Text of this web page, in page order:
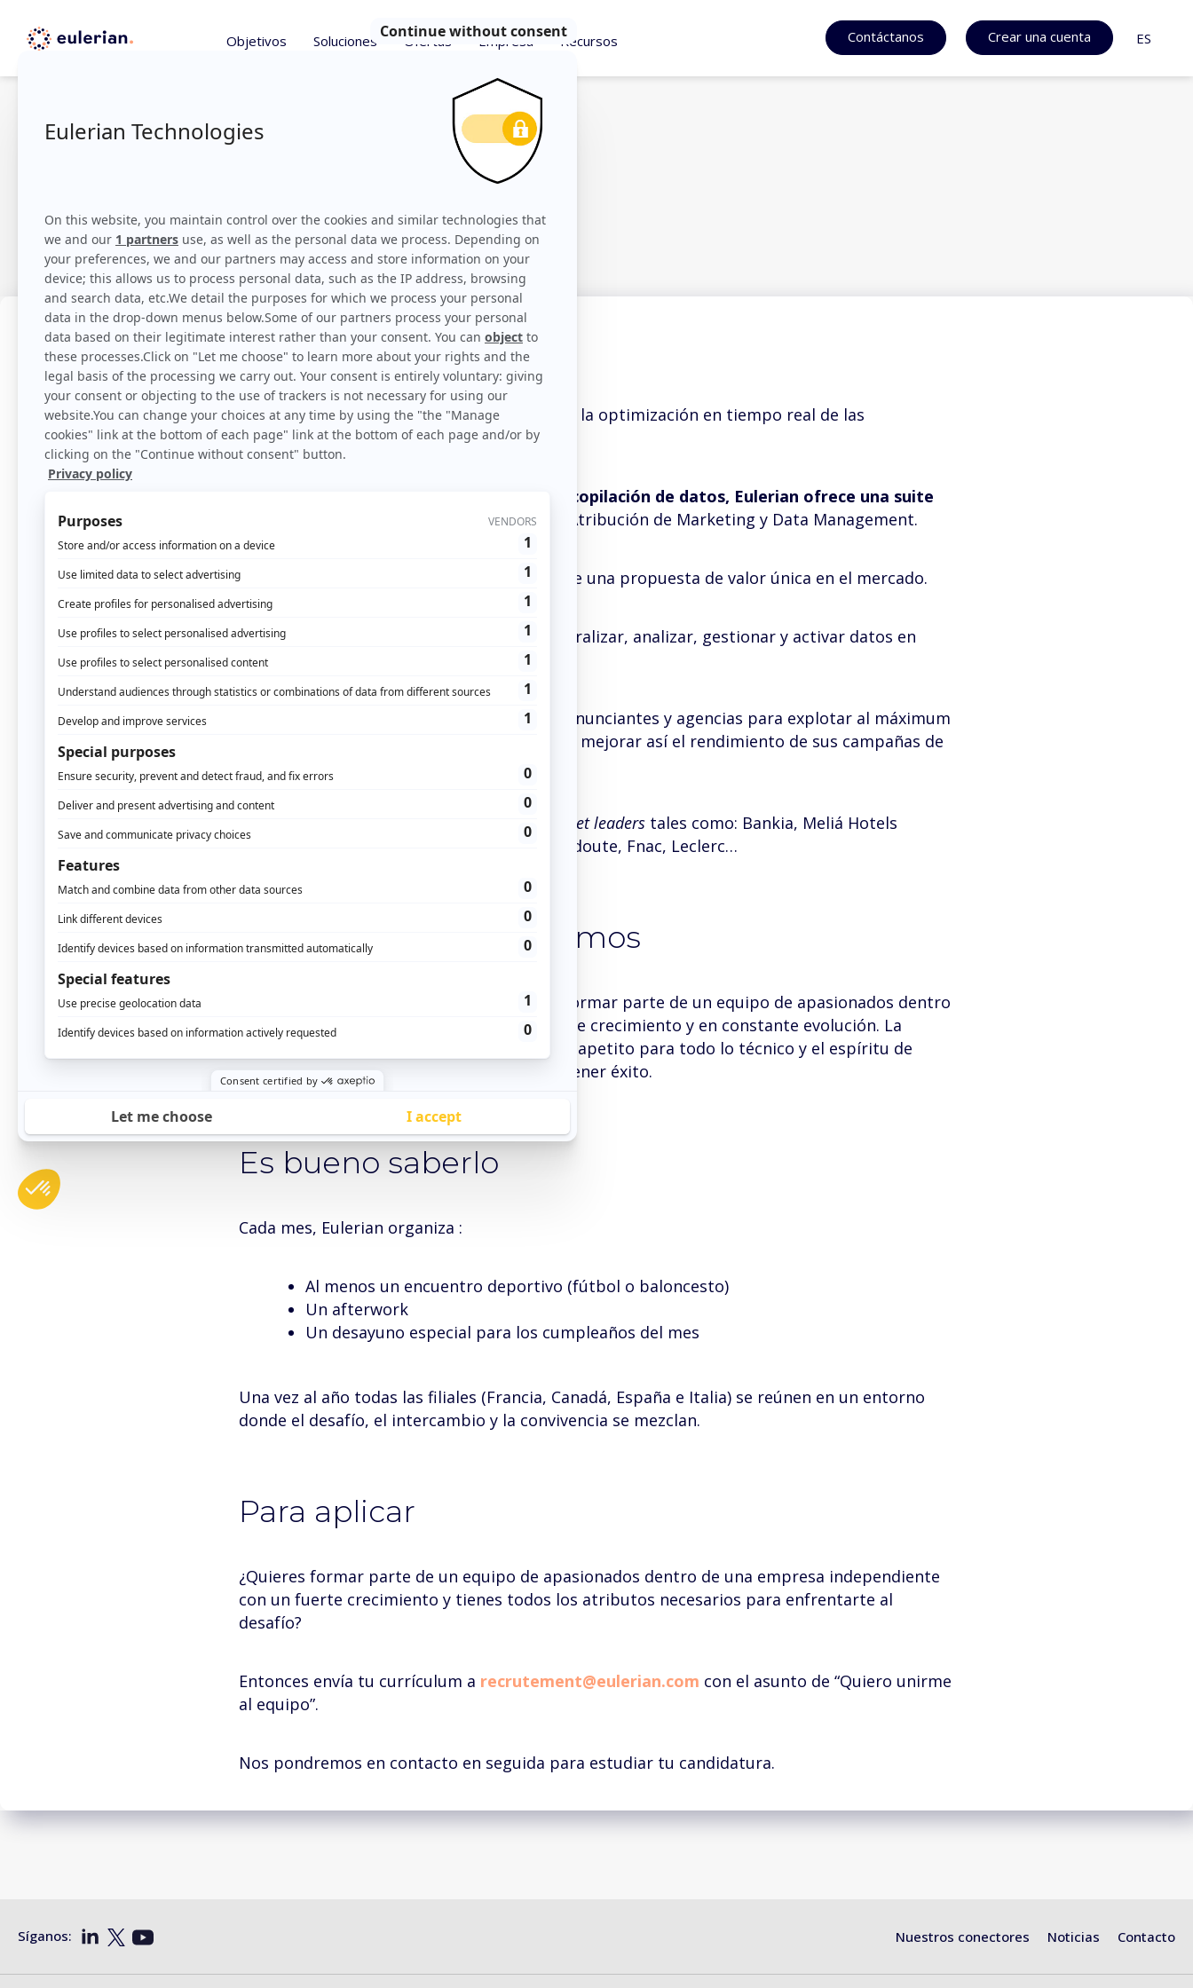
Objetivos Soluciones Ofertas Empresa Recursos Contáctanos Crear una cuenta ES
Forma parte de
nuestro equipo
Quiénes somos
Eulerian es uno de los líderes en el análisis y la optimización en tiempo real de las
operaciones de e-marketing.
exhaustivo de recopilación de datos, Eulerian ofrece una suite
de marketing que combina soluciones
de Atribución de Marketing y Data Management.
La combinación de estas tecnologías supone una propuesta de valor única en el mercado.
Esta tecnología permite a sus usuarios centralizar, analizar, gestionar y activar datos en
tiempo real.
Los expertos de Eulerian acompañan a los anunciantes y agencias para explotar al máximum
el potencial de las soluciones tecnológicas y mejorar así el rendimiento de sus campañas de
Entre sus clientes, Eulerian cuenta con market leaderstales como: Bankia, Meliá Hotels
Internacional, Locasun, OUI sncf, SFR, La Redoute, Fnac, Leclerc…
Los perfiles que buscamos
En Eulerian, buscamos a gente que quiere formar parte de un equipo de apasionados dentro
de una empresa independiente con un fuerte crecimiento y en constante evolución. La
curiosidad, el entusiasmo, la autonomía, un apetito para todo lo técnico y el espíritu de
equipo son atributos indispensables para tener éxito.
Es bueno saberlo
Cada mes, Eulerian organiza :
Al menos un encuentro deportivo (fútbol o baloncesto)
Un afterwork
Un desayuno especial para los cumpleaños del mes
Una vez al año todas las filiales (Francia, Canadá, España e Italia) se reúnen en un entorno
donde el desafío, el intercambio y la convivencia se mezclan.
Para aplicar
¿Quieres formar parte de un equipo de apasionados dentro de una empresa independiente
con un fuerte crecimiento y tienes todos los atributos necesarios para enfrentarte al
desafío?
Entonces envía tu currículum a recrutement@eulerian.com con el asunto de “Quiero unirme
al equipo”.
Nos pondremos en contacto en seguida para estudiar tu candidatura.
Síganos: Nuestros conectores Noticias Contacto